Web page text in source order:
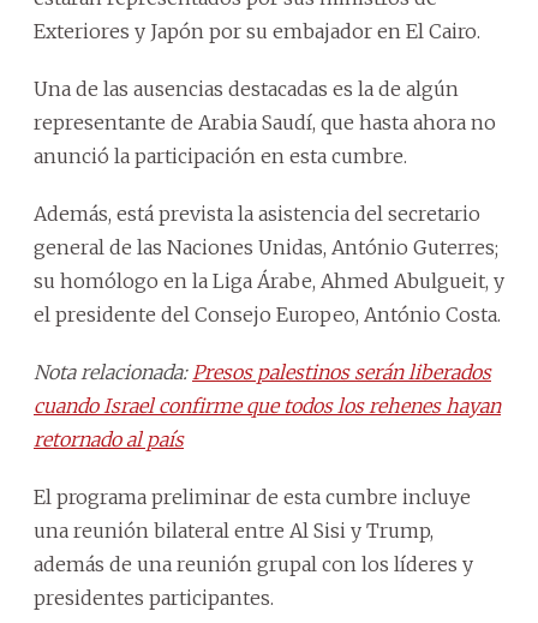
Exteriores y Japón por su embajador en El Cairo.
Una de las ausencias destacadas es la de algún
representante de Arabia Saudí, que hasta ahora no
anunció la participación en esta cumbre.
Además, está prevista la asistencia del secretario
general de las Naciones Unidas, António Guterres;
su homólogo en la Liga Árabe, Ahmed Abulgueit, y
el presidente del Consejo Europeo, António Costa.
Nota relacionada: Presos palestinos serán liberados
cuando Israel confirme que todos los rehenes hayan
retornado al país
El programa preliminar de esta cumbre incluye
una reunión bilateral entre Al Sisi y Trump,
además de una reunión grupal con los líderes y
presidentes participantes.